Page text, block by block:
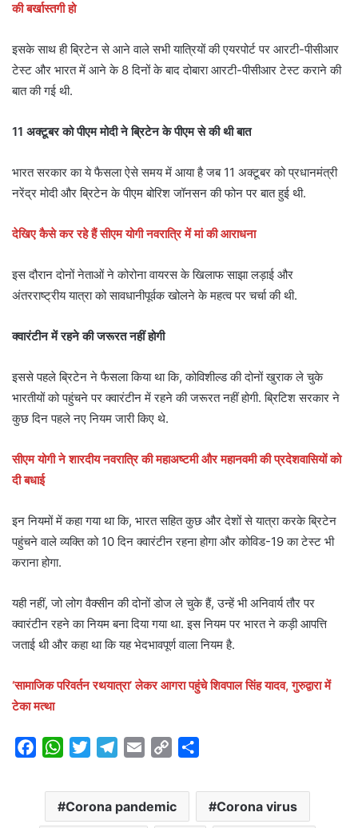
की बर्खास्तगी हो
इसके साथ ही ब्रिटेन से आने वाले सभी यात्रियों की एयरपोर्ट पर आरटी-पीसीआर
टेस्ट और भारत में आने के 8 दिनों के बाद दोबारा आरटी-पीसीआर टेस्ट कराने की
बात की गई थी.
11 अक्टूबर को पीएम मोदी ने ब्रिटेन के पीएम से की थी बात
भारत सरकार का ये फैसला ऐसे समय में आया है जब 11 अक्टूबर को प्रधानमंत्री
नरेंद्र मोदी और ब्रिटेन के पीएम बोरिश जॉनसन की फोन पर बात हुई थी.
देखिए कैसे कर रहे हैं सीएम योगी नवरात्रि में मां की आराधना
इस दौरान दोनों नेताओं ने कोरोना वायरस के खिलाफ साझा लड़ाई और
अंतरराष्ट्रीय यात्रा को सावधानीपूर्वक खोलने के महत्व पर चर्चा की थी.
क्वारंटीन में रहने की जरूरत नहीं होगी
इससे पहले ब्रिटेन ने फैसला किया था कि, कोविशील्ड की दोनों खुराक ले चुके
भारतीयों को पहुंचने पर क्वारंटीन में रहने की जरूरत नहीं होगी. ब्रिटिश सरकार ने
कुछ दिन पहले नए नियम जारी किए थे.
सीएम योगी ने शारदीय नवरात्रि की महाअष्टमी और महानवमी की प्रदेशवासियों को
दी बधाई
इन नियमों में कहा गया था कि, भारत सहित कुछ और देशों से यात्रा करके ब्रिटेन
पहुंचने वाले व्यक्ति को 10 दिन क्वारंटीन रहना होगा और कोविड-19 का टेस्ट भी
कराना होगा.
यही नहीं, जो लोग वैक्सीन की दोनों डोज ले चुके हैं, उन्हें भी अनिवार्य तौर पर
क्वारंटीन रहने का नियम बना दिया गया था. इस नियम पर भारत ने कड़ी आपत्ति
जताई थी और कहा था कि यह भेदभावपूर्ण वाला नियम है.
‘सामाजिक परिवर्तन रथयात्रा’ लेकर आगरा पहुंचे शिवपाल सिंह यादव, गुरुद्वारा में
टेका मत्था
W
a
t
i
t
l
e
a
i
p
y
a
Corona pandemic Corona virus